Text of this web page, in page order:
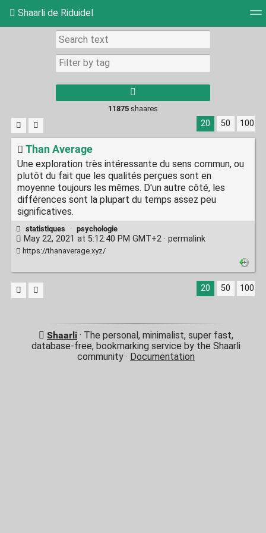
Shaarli de Riduidel
Daily
11875shaares
20 50 100
Than Average
Une exploration très intéressante du sens commun, ou
plutôt du fait que les qualités perçues sont en
moyenne toujours les mêmes. D'un autre côté, les
différences sont la plupart du temps assez peu
significatives.
statistiques · psychologie
May 22, 2021 at 5:12:40 PM GMT+2 · permalink
https://thanaverage.xyz/
20 50 100
Shaarli· The personal, minimalist, super fast,
database-free, bookmarking service by the Shaarli
community · Documentation